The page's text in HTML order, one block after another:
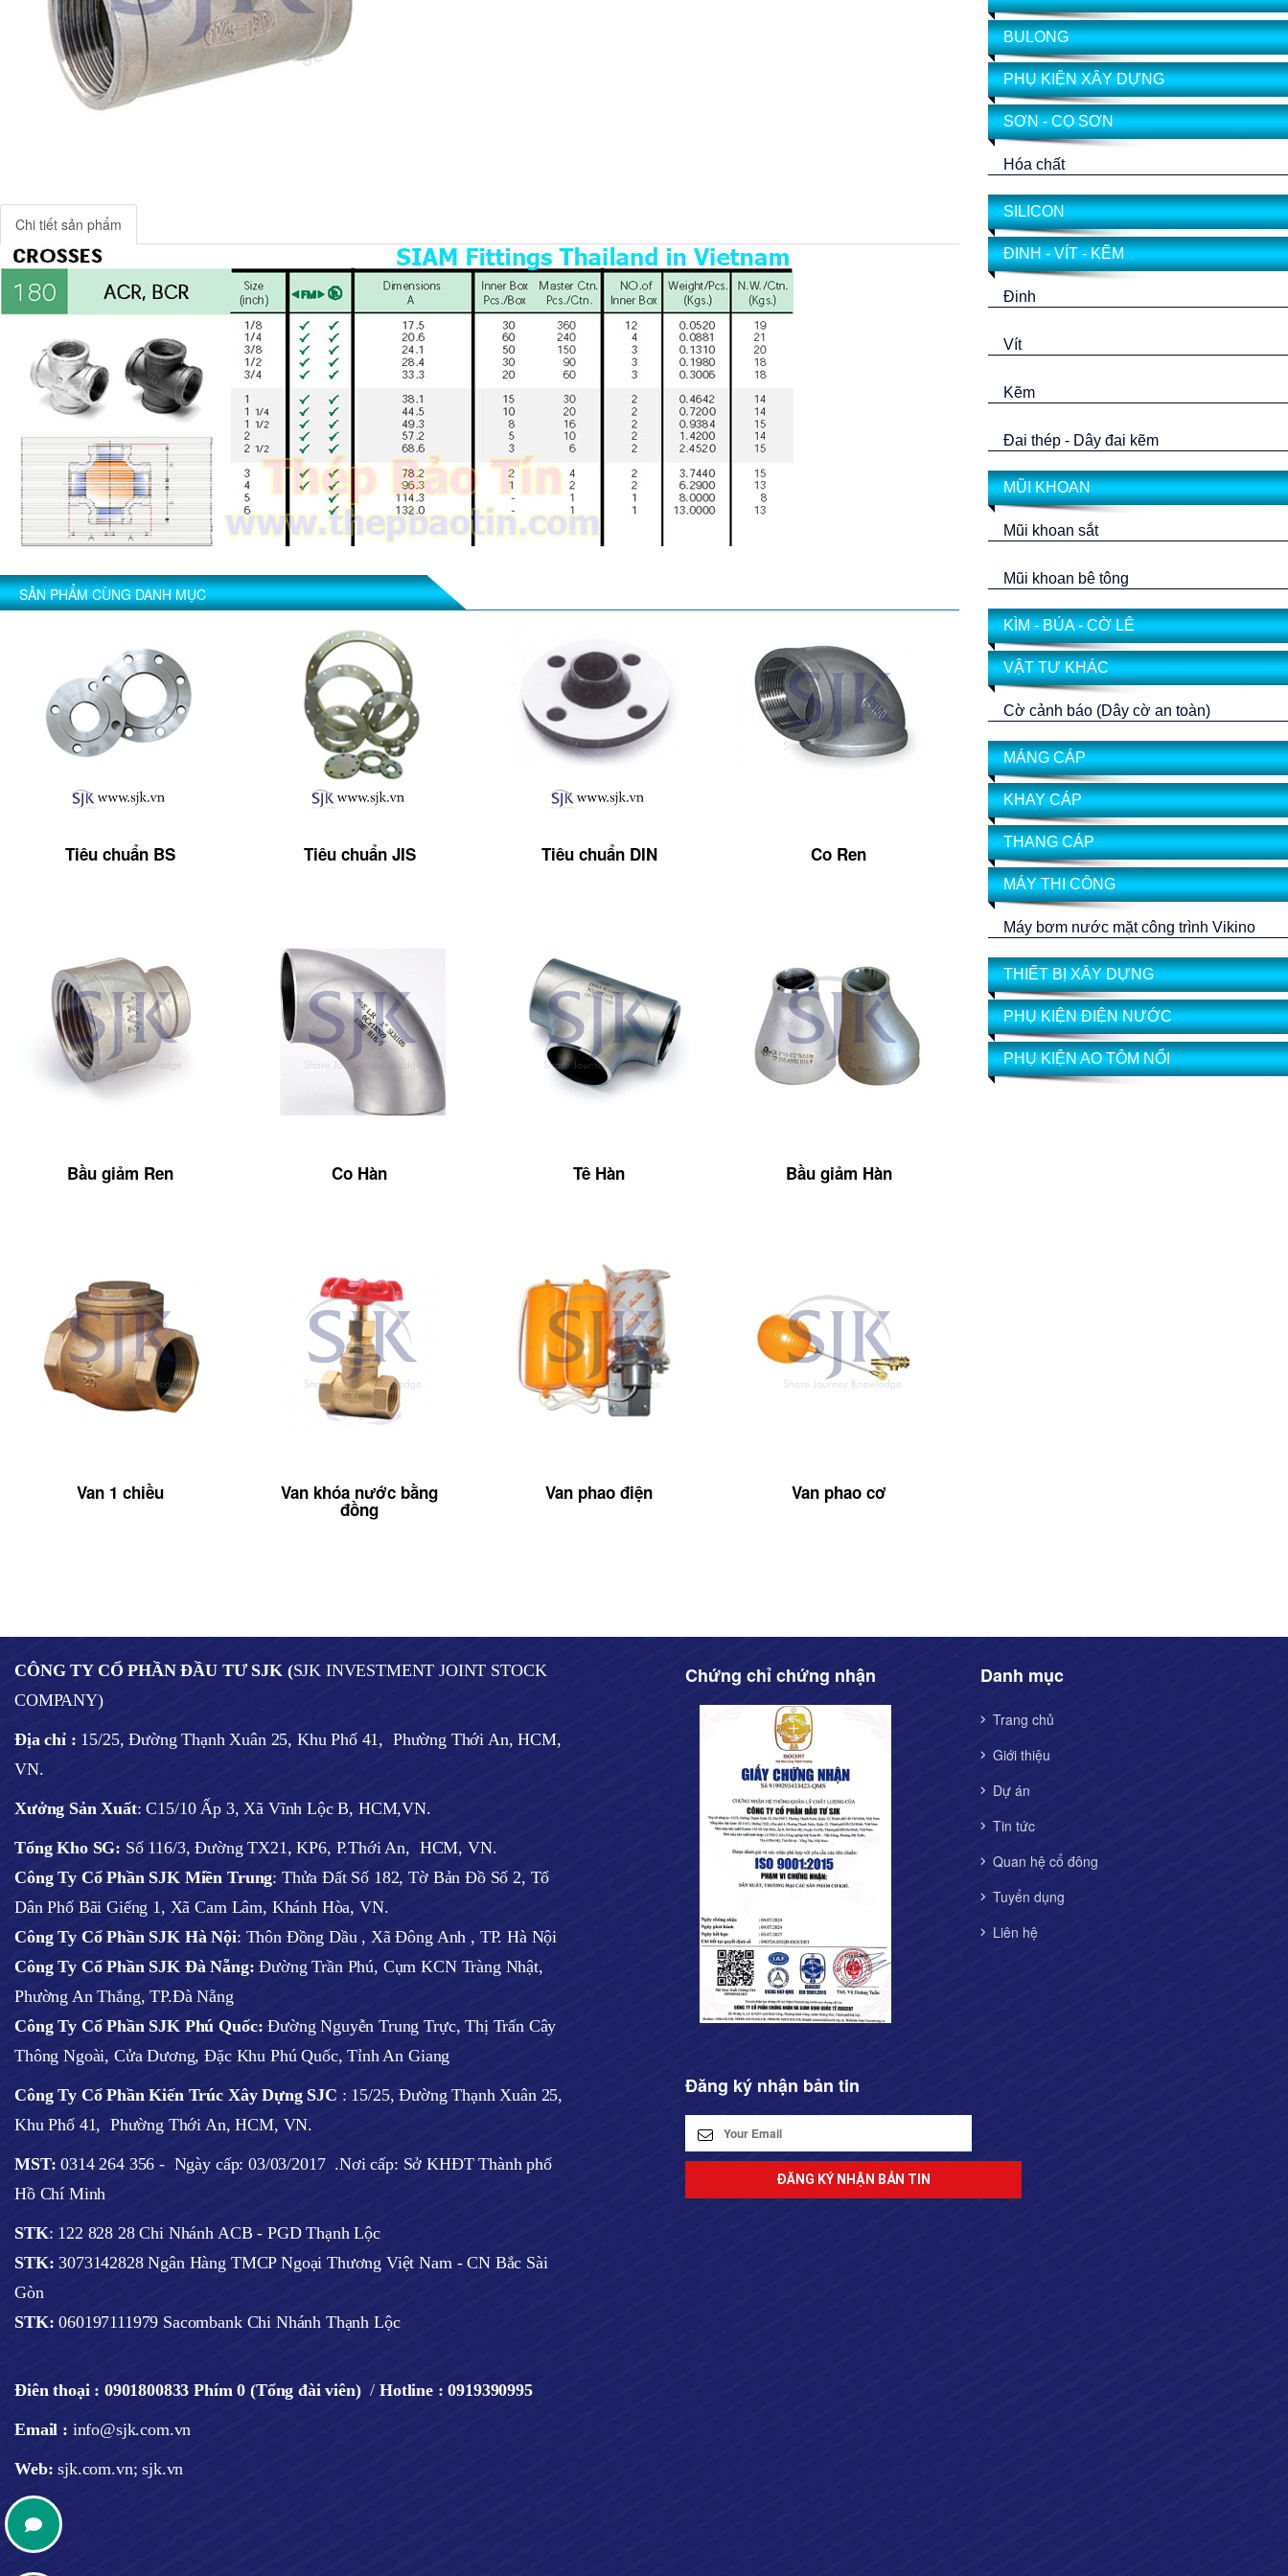
Chi tiết sản phẩm
SẢN PHẨM CÙNG DANH MỤC
Tiêu chuẩn BS Tiêu chuẩn JIS Tiêu chuẩn DIN Co Ren
Bầu giảm Ren Co Hàn Tê Hàn Bầu giảm Hàn
Van 1 chiều Van khóa nước bằng
đồng
Van phao điện Van phao cơ
BULONG
PHỤ KIỆN XÂY DỰNG
SƠN - CỌ SƠN
Hóa chất
SILICON
ĐINH - VÍT - KẼM
Đinh
Vít
Kẽm
Đai thép - Dây đai kẽm
MŨI KHOAN
Mũi khoan sắt
Mũi khoan bê tông
KÌM - BÚA - CỜ LÊ
VẬT TƯ KHÁC
Cờ cảnh báo (Dây cờ an toàn)
MÁNG CÁP
KHAY CÁP
THANG CÁP
MÁY THI CÔNG
Máy bơm nước mặt công trình Vikino
THIẾT BỊ XÂY DỰNG
PHỤ KIỆN ĐIỆN NƯỚC
PHỤ KIỆN AO TÔM NỔI
CÔNG TY CỔ PHẦN ĐẦU TƯ SJK (SJK INVESTMENT JOINT STOCK
COMPANY)
Địa chỉ : 15/25, Đường Thạnh Xuân 25, Khu Phố 41, Phường Thới An, HCM,
VN.
Xưởng Sản Xuất: C15/10 Ấp 3, Xã Vĩnh Lộc B, HCM,VN.
Tổng Kho SG: Số 116/3, Đường TX21, KP6, P.Thới An, HCM, VN.
Công Ty Cổ Phần SJK Miền Trung: Thửa Đất Số 182, Tờ Bản Đồ Số 2, Tổ
Dân Phố Bãi Giếng 1, Xã Cam Lâm, Khánh Hòa, VN.
Công Ty Cổ Phần SJK Hà Nội: Thôn Đồng Dầu , Xã Đông Anh , TP. Hà Nội
Công Ty Cổ Phần SJK Đà Nẵng: Đường Trần Phú, Cụm KCN Tràng Nhật,
Phường An Thắng, TP.Đà Nẵng
Công Ty Cổ Phần SJK Phú Quốc: Đường Nguyễn Trung Trực, Thị Trấn Cây
Thông Ngoài, Cửa Dương, Đặc Khu Phú Quốc, Tỉnh An Giang
Công Ty Cổ Phần Kiến Trúc Xây Dựng SJC : 15/25, Đường Thạnh Xuân 25,
Khu Phố 41, Phường Thới An, HCM, VN.
MST:0314 264 356 - Ngày cấp: 03/03/2017 .Nơi cấp: Sở KHĐT Thành phố
Hồ Chí Minh
STK: 122 828 28 Chi Nhánh ACB - PGD Thạnh Lộc
STK: 3073142828 Ngân Hàng TMCP Ngoại Thương Việt Nam - CN Bắc Sài
Gòn
STK:060197111979 Sacombank Chi Nhánh Thạnh Lộc
Điên thoại : 0901800833 Phím 0 (Tổng đài viên)/Hotline : 0919390995
Email : info@sjk.com.vn
Web: sjk.com.vn; sjk.vn
Chứng chỉ chứng nhận
Đăng ký nhận bản tin
ĐĂNG KÝ NHẬN BẢN TIN
Danh mục
Trang chủ
Giới thiệu
Dự án
Tin tức
Quan hệ cổ đông
Tuyển dụng
Liên hệ